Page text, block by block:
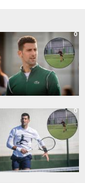
0
0